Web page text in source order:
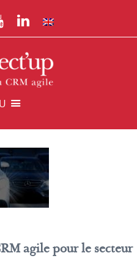
agile pour le secteur